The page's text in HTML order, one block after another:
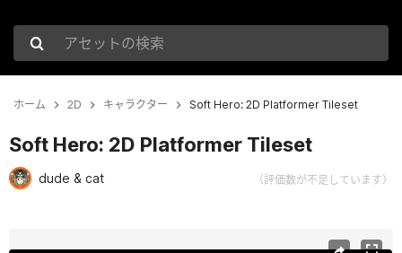
アセットの検索
ホーム 2D キャラクター Soft Hero: 2D Platformer Tileset
Soft Hero: 2D Platformer Tileset
dude & cat （評価数が不足しています）